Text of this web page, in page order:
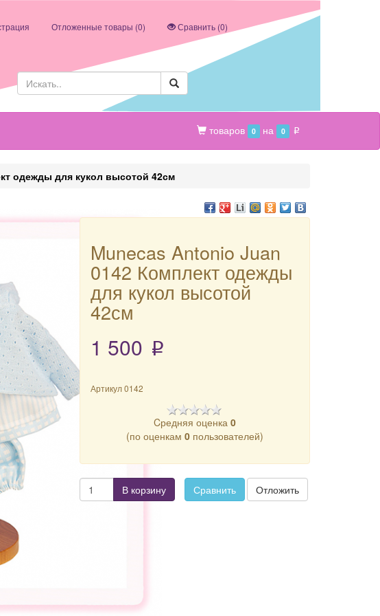
Отложенные товары (0) Сравнить (0)
товаров 0 на 0 p
одежды для кукол высотой 42см
Munecas Antonio Juan
0142 Комплект одежды
для кукол высотой
42см
1 500 p
Артикул0142
Cредняя оценка0
(по оценкам0 пользователей)
В корзину Сравнить Отложить